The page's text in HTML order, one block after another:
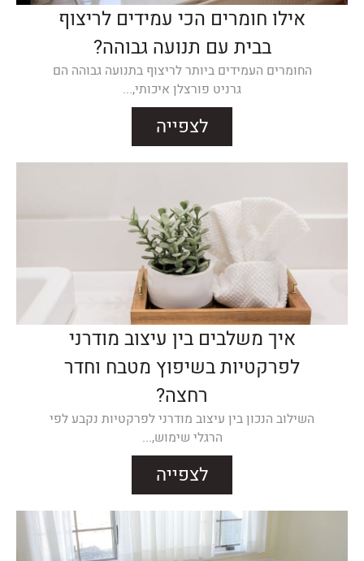
אילו חומרים הכי עמידים לריצוף
בבית עם תנועה גבוהה?
החומרים העמידים ביותר לריצוף בתנועה גבוהה הם
גרניט פורצלן איכותי,...
לצפייה
איך משלבים בין עיצוב מודרני
לפרקטיות בשיפוץ מטבח וחדר
רחצה?
השילוב הנכון בין עיצוב מודרני לפרקטיות נקבע לפי
הרגלי שימוש,...
לצפייה